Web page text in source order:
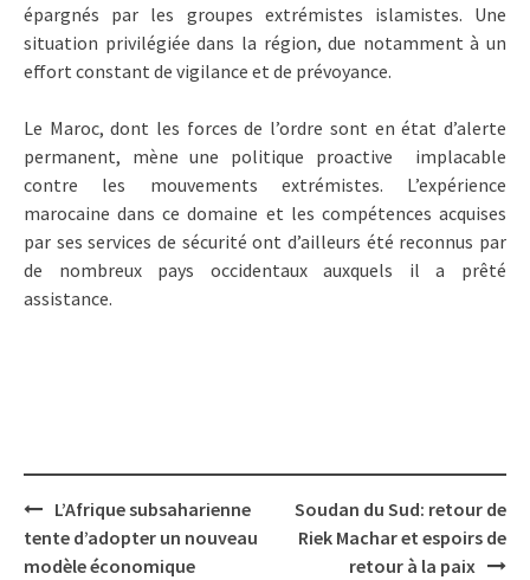
épargnés par les groupes extrémistes islamistes. Une
situation privilégiée dans la région, due notamment à un
effort constant de vigilance et de prévoyance.
Le Maroc, dont les forces de l’ordre sont en état d’alerte
permanent, mène une politique proactive implacable
contre les mouvements extrémistes. L’expérience
marocaine dans ce domaine et les compétences acquises
par ses services de sécurité ont d’ailleurs été reconnus par
de nombreux pays occidentaux auxquels il a prêté
assistance.
Post
navigation
L’Afrique subsaharienne
tente d’adopter un nouveau
modèle économique
Soudan du Sud: retour de
Riek Machar et espoirs de
retour à la paix